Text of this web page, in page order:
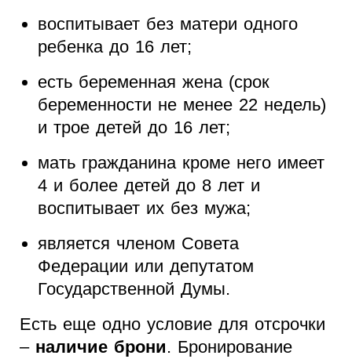
воспитывает без матери одного
ребенка до 16 лет;
есть беременная жена (срок
беременности не менее 22 недель)
и трое детей до 16 лет;
мать гражданина кроме него имеет
4 и более детей до 8 лет и
воспитывает их без мужа;
является членом Совета
Федерации или депутатом
Государственной Думы.
Есть еще одно условие для отсрочки
– наличие брони. Бронирование